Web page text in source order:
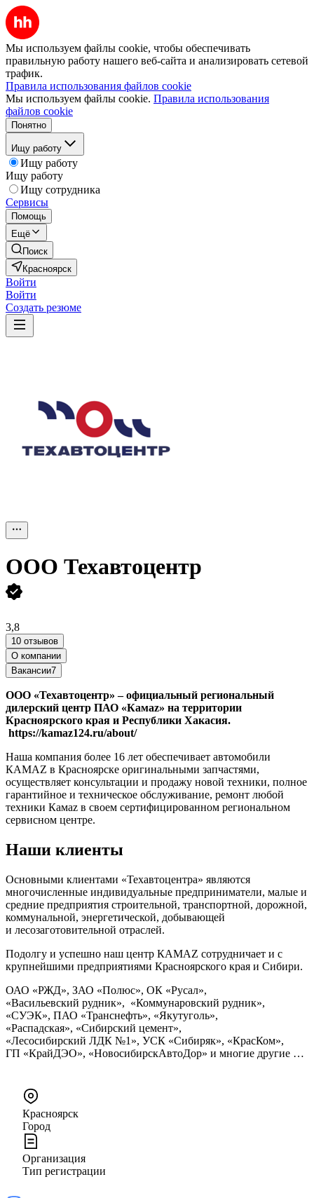
Мы используем файлы cookie, чтобы обеспечивать
правильную работу нашего веб-сайта и анализировать сетевой
трафик.
Правила использования файлов cookie
Мы используем файлы cookie. Правила использования
файлов cookie
Понятно
Ищу работу
Ищу работу
Ищу работу
Ищу сотрудника
Сервисы
Помощь
Ещё
Поиск
Красноярск
Войти
Войти
Создать резюме
ООО Техавтоцентр
3,8
10 отзывов
О компании
Вакансии7
ООО «Техавтоцентр» – официальный региональный
дилерский центр ПАО «Камаz» на территории
Красноярского края и Республики Хакасия.
https://kamaz124.ru/about/
Наша компания более 16 лет обеспечивает автомобили
КАМАZ в Красноярске оригинальными запчастями,
осуществляет консультации и продажу новой техники, полное
гарантийное и техническое обслуживание, ремонт любой
техники Камаz в своем серти­фицированном региональном
сервисном центре.
Наши клиенты
Основными клиентами «Техавтоцентра» являются
многочисленные индивидуальные предприниматели, малые и
средние предприятия строительной, транспортной, дорожной,
коммунальной, энергетической, добывающей
и лесозаготовительной отраслей.
Подолгу и успешно наш центр КАМАZ сотрудничает и с
крупнейшими предприятиями Красноярского края и Сибири.
ОАО «РЖД», ЗАО «Полюс», ОК «Русал»,
«Васильевский рудник», «Коммунаровский рудник»,
«СУЭК», ПАО «Транснефть», «Якутуголь»,
«Распадская», «Сибирский цемент»,
«Лесосибирский ЛДК №1», УСК «Сибиряк», «КрасКом»,
ГП «КрайДЭО», «НовосибирскАвтоДор» и многие другие …
Красноярск
Город
Организация
Тип регистрации